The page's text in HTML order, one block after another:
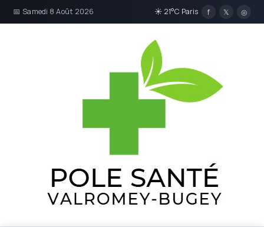
📅 Samedi 8 Août 2026 ☀ 21°C Paris f 𝕏 ◎